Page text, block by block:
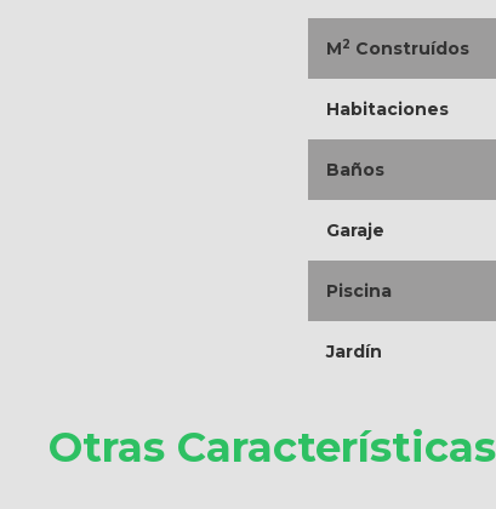
M2 Construídos
Habitaciones
Baños
Garaje
Piscina
Jardín
Otras Características